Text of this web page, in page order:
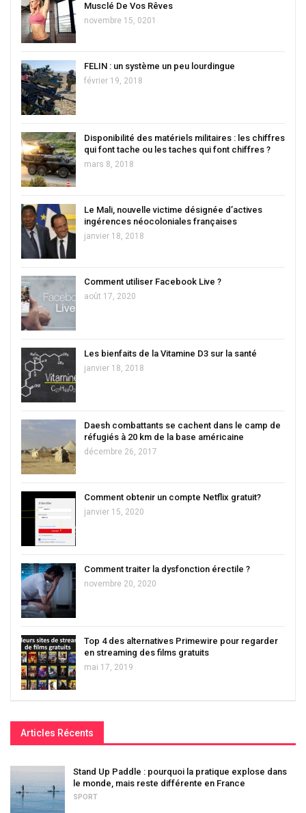
Musclé De Vos Rêves
novembre 15, 0201
FELIN : un système un peu lourdingue
février 19, 2018
Disponibilité des matériels militaires : les chiffres
qui font tache ou les taches qui font chiffres ?
mars 8, 2018
Le Mali, nouvelle victime désignée d’actives
ingérences néocoloniales françaises
janvier 18, 2018
Comment utiliser Facebook Live ?
août 17, 2020
Les bienfaits de la Vitamine D3 sur la santé
janvier 18, 2018
Daesh combattants se cachent dans le camp de
réfugiés à 20 km de la base américaine
décembre 26, 2017
Comment obtenir un compte Netflix gratuit?
janvier 15, 2020
Comment traiter la dysfonction érectile ?
novembre 20, 2020
Top 4 des alternatives Primewire pour regarder
en streaming des films gratuits
mai 17, 2019
Articles Récents
Stand Up Paddle : pourquoi la pratique explose dans
le monde, mais reste différente en France
SPORT